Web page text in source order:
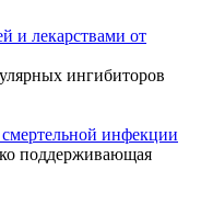
и лекарствами от
ингибиторов
инфекции
поддерживающая